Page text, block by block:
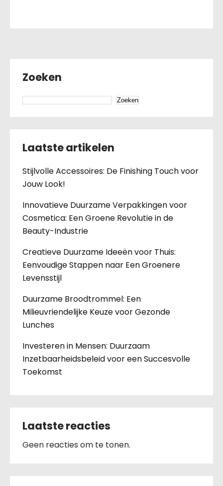
Zoeken
Zoeken
Laatste artikelen
Stijlvolle Accessoires: De Finishing Touch voor
Jouw Look!
Innovatieve Duurzame Verpakkingen voor
Cosmetica: Een Groene Revolutie in de
Beauty-Industrie
Creatieve Duurzame Ideeën voor Thuis:
Eenvoudige Stappen naar Een Groenere
Levensstijl
Duurzame Broodtrommel: Een
Milieuvriendelijke Keuze voor Gezonde
Lunches
Investeren in Mensen: Duurzaam
Inzetbaarheidsbeleid voor een Succesvolle
Toekomst
Laatste reacties
Geen reacties om te tonen.